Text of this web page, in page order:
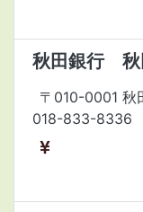
秋田銀行 秋
〒010-0001 秋
018-833-8336